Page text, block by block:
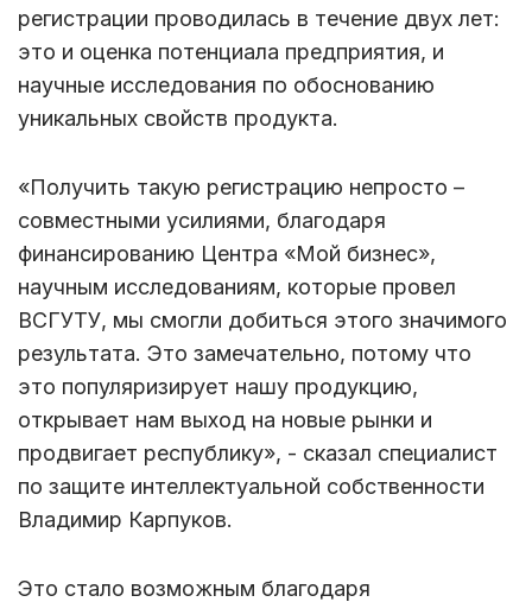
регистрации проводилась в течение двух лет:
это и оценка потенциала предприятия, и
научные исследования по обоснованию
уникальных свойств продукта.
«Получить такую регистрацию непросто –
совместными усилиями, благодаря
финансированию Центра «Мой бизнес»,
научным исследованиям, которые провел
ВСГУТУ, мы смогли добиться этого значимого
результата. Это замечательно, потому что
это популяризирует нашу продукцию,
открывает нам выход на новые рынки и
продвигает республику», - сказал специалист
по защите интеллектуальной собственности
Владимир Карпуков.
Это стало возможным благодаря